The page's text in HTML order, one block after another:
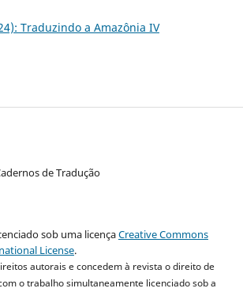
Traduzindo a Amazônia IV
de Tradução
sob uma licençaCreative Commons
License.
autorais e concedem à revista o direito de
o trabalho simultaneamente licenciado sob a